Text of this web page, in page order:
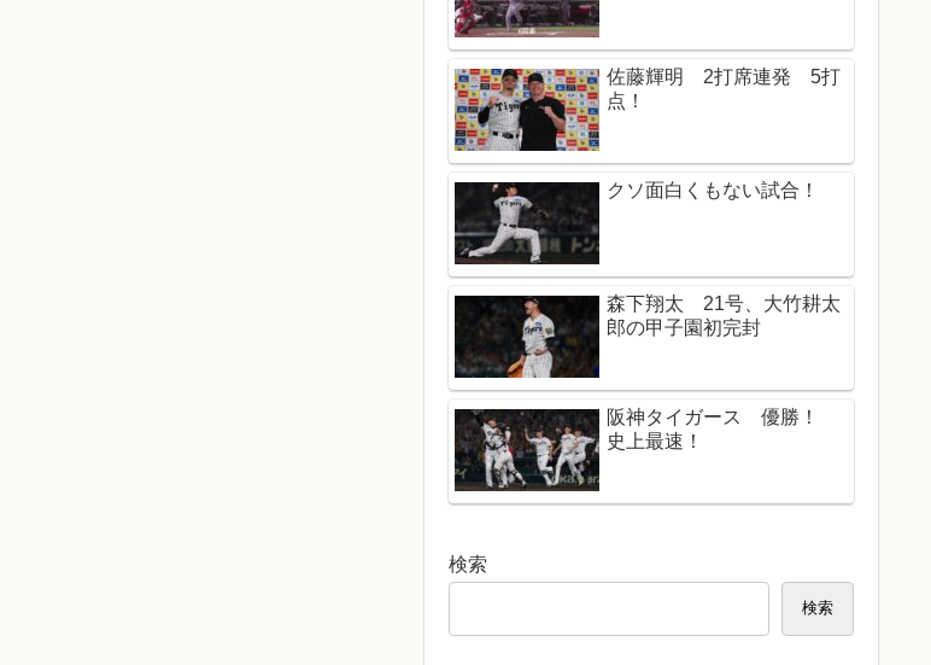
佐藤輝明 2打席連発 5打
点！
クソ面白くもない試合！
森下翔太 21号、大竹耕太
郎の甲子園初完封
阪神タイガース 優勝！
史上最速！
検索
検索